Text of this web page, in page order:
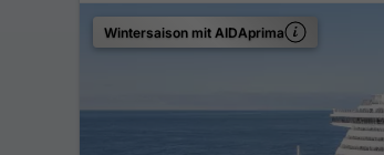
Wintersaison mit AIDAprima